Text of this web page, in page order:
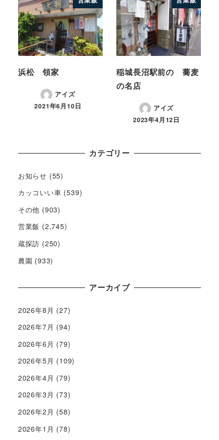
浜松 領家
アイズ
2021年6月10日
稲城長沼駅前の 蕎麦
の名店
アイズ
2023年4月12日
カテゴリー
お知らせ (55)
カッコいい車 (539)
その他 (903)
営業飯 (2,745)
蔵探訪 (250)
農園 (933)
アーカイブ
2026年8月 (27)
2026年7月 (94)
2026年6月 (79)
2026年5月 (109)
2026年4月 (79)
2026年3月 (73)
2026年2月 (58)
2026年1月 (78)